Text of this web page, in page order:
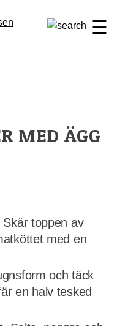
☰
MED ÄGG
toppen av
med en
och täck
en halv tesked